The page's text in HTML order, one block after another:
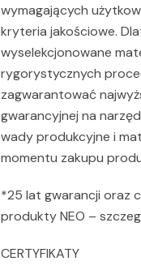
wymagających
kryteria jakościowe.
wyselekcjonowane
rygorystycznych
zagwarantować
gwarancyjnej na
wady produkcyjne i
momentu zakupu
*25 lat gwarancji oraz
produkty NEO –
CERTYFIKATY